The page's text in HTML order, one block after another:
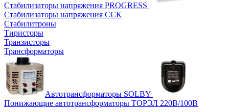
Стабилизаторы напряжения PROGRESS
Стабилизаторы напряжения ССК
Стабилитроны
Тиристоры
Транзисторы
Трансформаторы
Автотрансформаторы SOLBY
Понижающие автотрансформаторы ТОРЭЛ 220В/100В